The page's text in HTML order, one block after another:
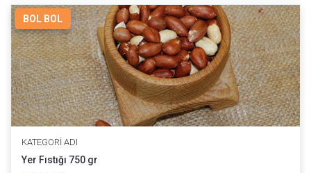
BOL BOL
KATEGORI ADI
Yer Fıstığı 750 gr